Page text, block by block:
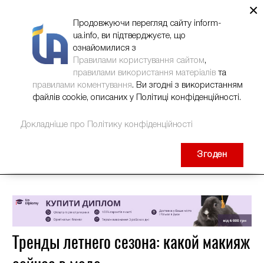
Тренды летнего сезона: какой макияж
×
Продовжуючи перегляд сайту inform-
ua.info, ви підтверджуєте, що
ознайомилися з
Правилами користування сайтом,
правилами використання матеріалів та
правилами коментування. Ви згодні з використанням
файлів cookie, описаних у Політиці конфіденційності.
Докладніше про Політику конфіденційності
Згоден